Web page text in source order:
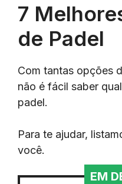
7
de Padel
Com tantas opções
não é fácil saber
padel.
Para te ajudar,
você.
EM